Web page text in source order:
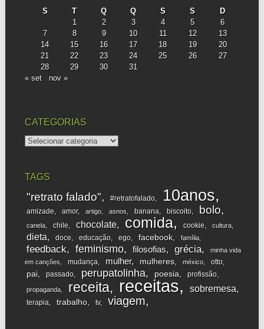
S T Q Q S S
D
1
2 3 4 5
6
7
8 9 10 11 12
13
14
15 16 17 18 19
20
21
22 23 24 25 26
27
28
29 30
31
« set
nov »
CATEGORIAS
categorias
TAGS
"retrato falado" #retratofalado 10anos
amizade amor artigo asnos banana biscoito bolo
canela chile chocolate comida cookie cultura
dieta doce educação ego facebook família
feedback feminismo filosofias grécia
minha vida
em canções
mudança mulher mulheres méxico otto
pai passado perupatolinha poesia profissão
propaganda receita receitas sobremesa
terapia trabalho tv viagem